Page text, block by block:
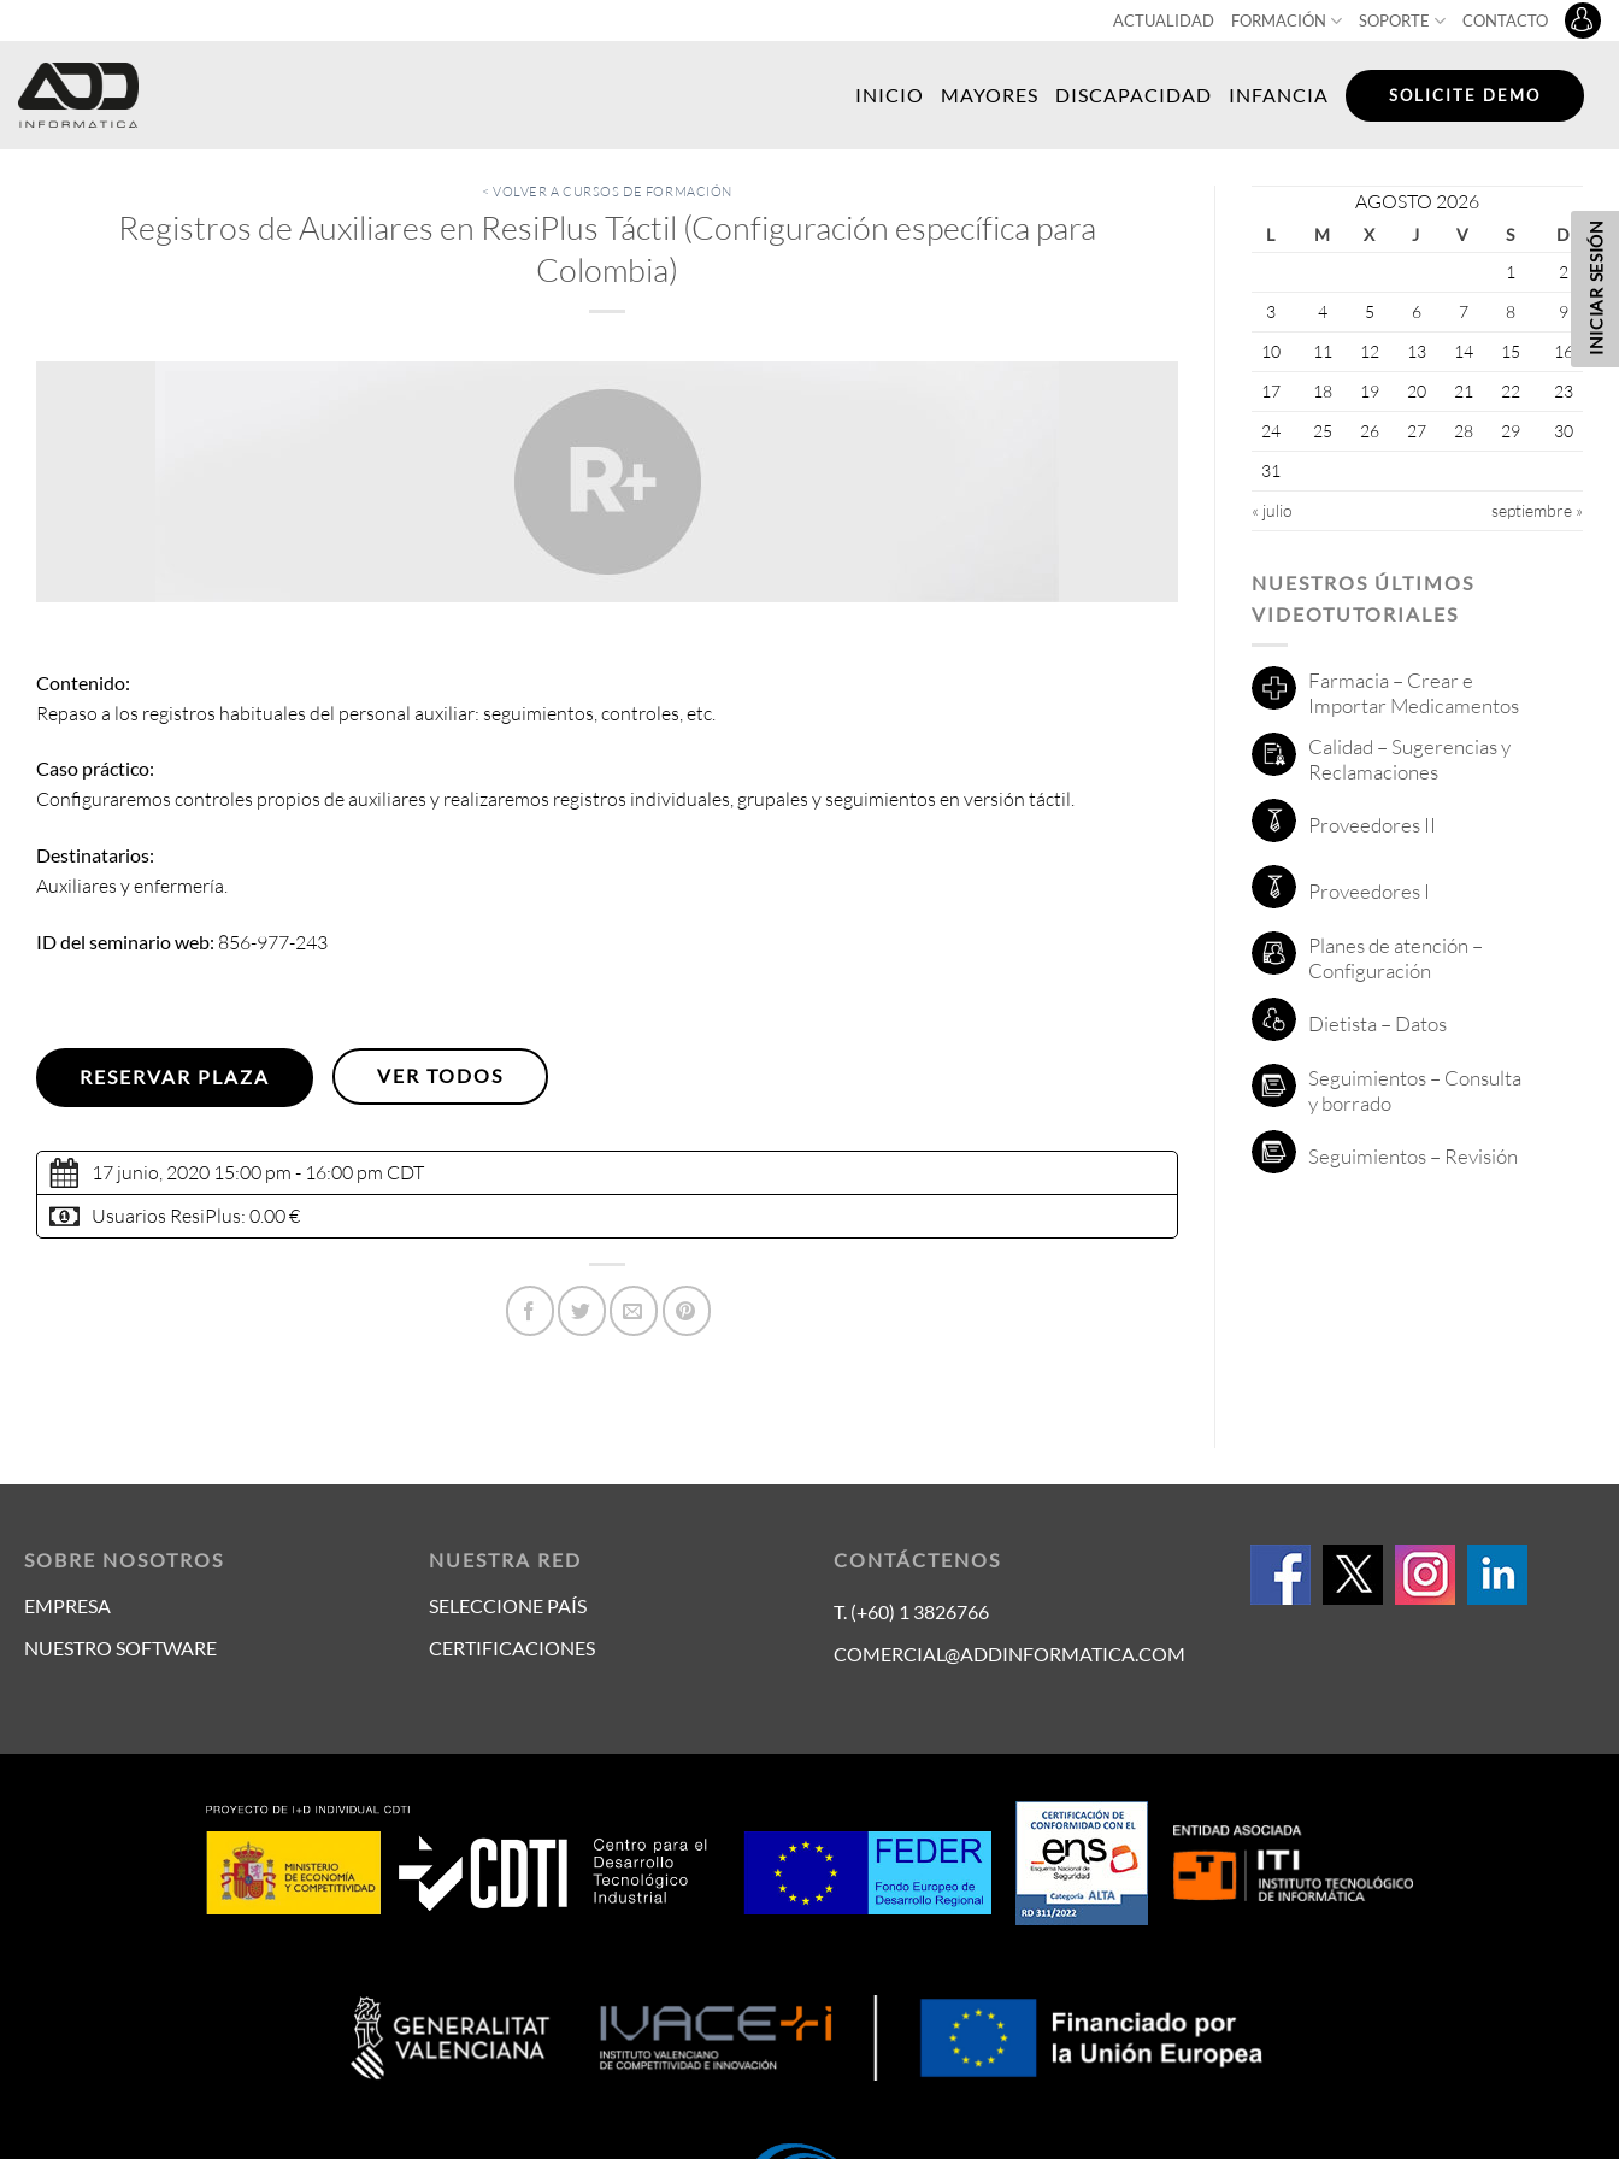
contenido
ACTUALIDAD FORMACIÓN SOPORTE CONTACTO
INICIO MAYORES DISCAPACIDAD INFANCIA SOLICITE DEMO
< VOLVER A CURSOS DE FORMACIÓN
Registros de Auxiliares en ResiPlus Táctil (Configuración específica para
Colombia)
Contenido:
Repaso a los registros habituales del personal auxiliar: seguimientos, controles, etc.
Caso práctico:
Configuraremos controles propios de auxiliares y realizaremos registros individuales, grupales y seguimientos en versión táctil.
Destinatarios:
Auxiliares y enfermería.
ID del seminario web: 856-977-243
RESERVAR PLAZA VER TODOS
17 junio, 2020 15:00 pm - 16:00 pm CDT
Usuarios ResiPlus: 0.00 €
AGOSTO 2026
L M X J V S
D
1
2
3
4 5 6 7 8
9
10
11 12 13 14 15
16
17
18 19 20 21 22
23
24
25 26 27 28 29
30
31
« julio
septiembre »
NUESTROS ÚLTIMOS
VIDEOTUTORIALES
Farmacia – Crear e
Importar Medicamentos
Calidad – Sugerencias y
Reclamaciones
Proveedores II
Proveedores I
Planes de atención –
Configuración
Dietista – Datos
Seguimientos – Consulta
y borrado
Seguimientos – Revisión
SOBRE NOSOTROS
EMPRESA
NUESTRO SOFTWARE
NUESTRA RED
SELECCIONE PAÍS
CERTIFICACIONES
CONTÁCTENOS
T. (+60) 1 3826766
COMERCIAL@ADDINFORMATICA.COM
INICIAR SESIÓN